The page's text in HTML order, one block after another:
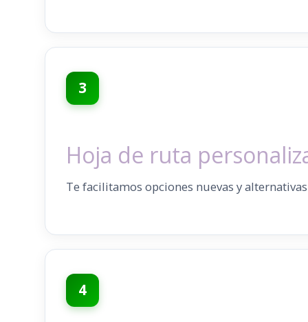
3
Hoja de ruta
Te facilitamos opciones nuevas y
4